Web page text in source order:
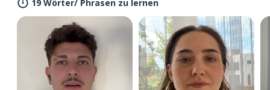
19 Wörter/ Phrasen zu lernen